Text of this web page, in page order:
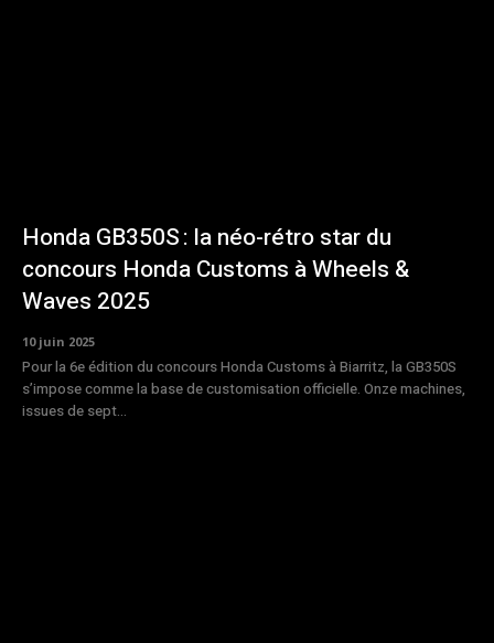
Honda GB350S : la néo-rétro star du
concours Honda Customs à Wheels &
Waves 2025
10 juin 2025
Pour la 6e édition du concours Honda Customs à Biarritz, la GB350S
s’impose comme la base de customisation officielle. Onze machines,
issues de sept...